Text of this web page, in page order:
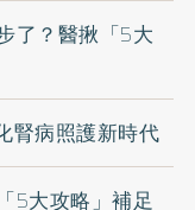
了？醫揪「5大
腎病照護新時代
5大攻略」補足